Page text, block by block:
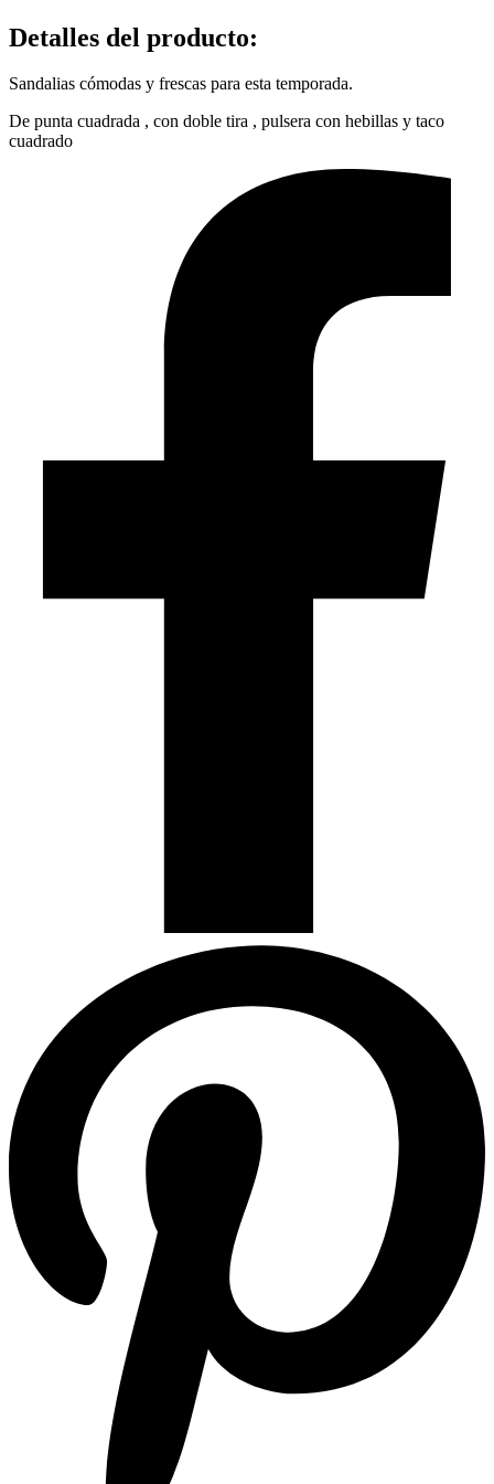
Detalles del producto:
Sandalias cómodas y frescas para esta temporada.
De punta cuadrada , con doble tira , pulsera con hebillas y taco
cuadrado